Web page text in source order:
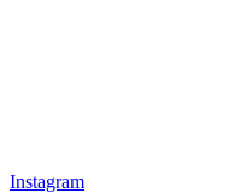
Instagram